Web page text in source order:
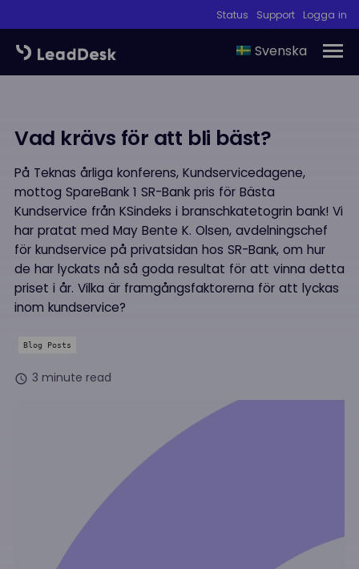
Status Support Logga in
Svenska
Vad krävs för att bli bäst?
På Teknas årliga konferens, Kundservicedagene,
mottog SpareBank 1 SR-Bank pris för Bästa
Kundservice från KSindeks i branschkatetogrin bank! Vi
har pratat med May Bente K. Olsen, avdelningschef
för kundservice på privatsidan hos SR-Bank, om hur
de har lyckats nå så goda resultat för att vinna detta
priset i år. Vilka är framgångsfaktorerna för att lyckas
inom kundservice?
Blog Posts
schedule 3 minute read